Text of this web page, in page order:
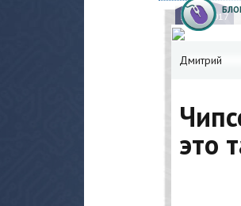
11.06.2017
Дмитрий
это